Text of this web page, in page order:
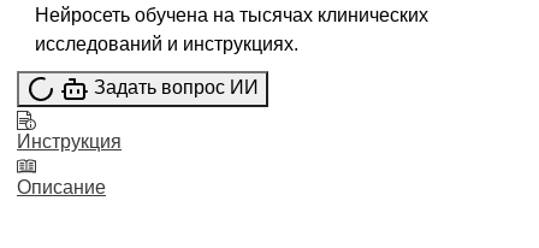
Нейросеть обучена на тысячах клинических
исследований и инструкциях.
Задать вопрос ИИ
Инструкция
Описание